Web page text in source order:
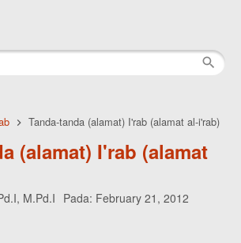
Tanda-tanda (alamat) I'rab (alamat al-i'rab)
(alamat) I'rab (alamat
M.Pd.I Pada: February 21, 2012